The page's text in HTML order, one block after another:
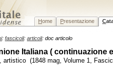
Home Presentazione C
: fascicoli: articoli: doc articolo
Italiana ( continuazione
artistico (1848 mag, Volume 1,